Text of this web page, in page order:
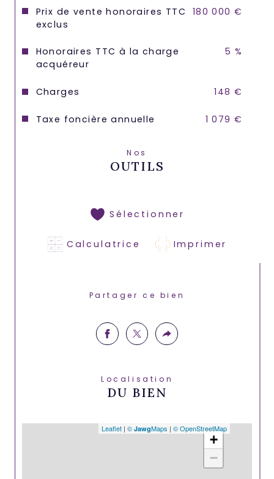
Prix de vente honoraires TTC
exclus
180 000 €
Honoraires TTC à la charge
acquéreur
5 %
Charges 148 €
Taxe foncière annuelle 1 079 €
Nos
OUTILS
Sélectionner
Calculatrice Imprimer
Partager ce bien
Localisation
DU BIEN
+
−
Leaflet | © JawgMaps | © OpenStreetMap